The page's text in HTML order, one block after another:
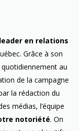
leader en relations
Grâce à son
au
de la campagne
la rédaction du
médias, l’équipe
notoriété. On